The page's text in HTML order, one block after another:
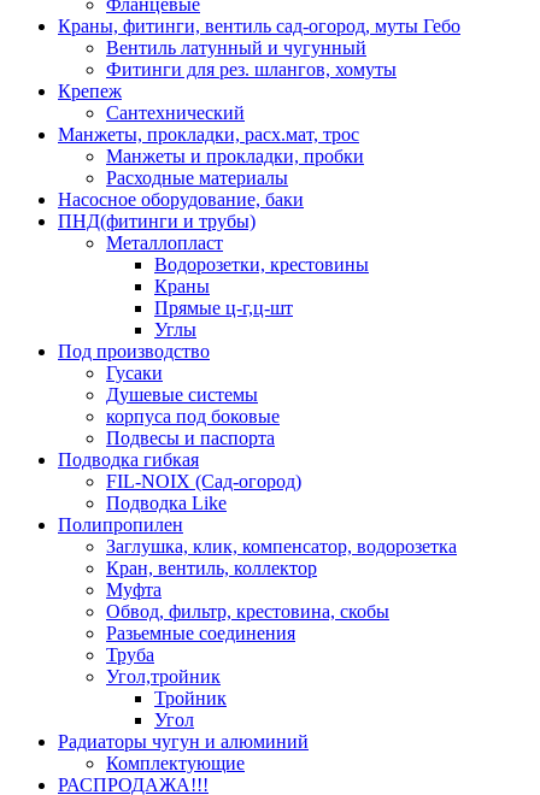
Фланцевые
Краны, фитинги, вентиль сад-огород, муты Гебо
Вентиль латунный и чугунный
Фитинги для рез. шлангов, хомуты
Крепеж
Сантехнический
Манжеты, прокладки, расх.мат, трос
Манжеты и прокладки, пробки
Расходные материалы
Насосное оборудование, баки
ПНД(фитинги и трубы)
Металлопласт
Водорозетки, крестовины
Краны
Прямые ц-г,ц-шт
Углы
Под производство
Гусаки
Душевые системы
корпуса под боковые
Подвесы и паспорта
Подводка гибкая
FIL-NOIX (Сад-огород)
Подводка Like
Полипропилен
Заглушка, клик, компенсатор, водорозетка
Кран, вентиль, коллектор
Муфта
Обвод, фильтр, крестовина, скобы
Разьемные соединения
Труба
Угол,тройник
Тройник
Угол
Радиаторы чугун и алюминий
Комплектующие
РАСПРОДАЖА!!!